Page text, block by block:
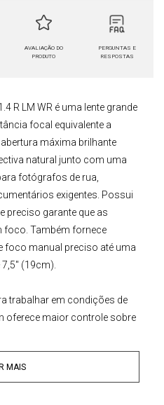
AVALIAÇÃO DO
PRODUTO
PERGUNTAS E
RESPOSTAS
R LM WR é uma lente grande
focal equivalente a
máxima brilhante
natural junto com uma
fotógrafos de rua,
exigentes. Possui
preciso garante que as
foco. Também fornece
foco manual preciso até uma
(19cm).
trabalhar em condições de
oferece maior controle sobre
disso, o diafragma
contribui para uma agradável
MAIS